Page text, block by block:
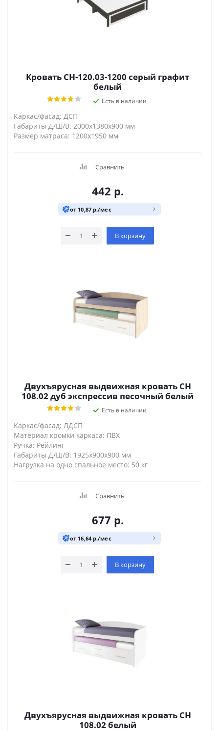
Кровать СН-120.03-1200 серый графит
белый
Есть в наличии
Каркас/фасад: ДСП
Габариты Д/Ш/В: 2000х1380х900 мм
Размер матраса: 1200х1950 мм
Сравнить
442 р.
от 10,87 р./мес
В корзину
Двухъярусная выдвижная кровать СН
108.02 дуб экспрессив песочный белый
Есть в наличии
Каркас/фасад: ЛДСП
Материал кромки каркаса: ПВХ
Ручка: Рейлинг
Габариты Д/Ш/В: 1925х900х900 мм
Нагрузка на одно спальное место: 50 кг
Сравнить
677 р.
от 16,64 р./мес
В корзину
Двухъярусная выдвижная кровать СН
108.02 белый